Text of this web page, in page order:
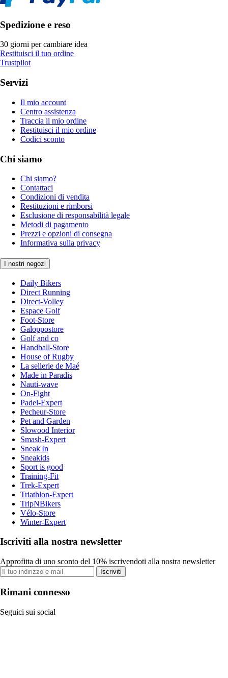
Spedizione e reso
30 giorni per cambiare idea
Restituisci il tuo ordine
Trustpilot
Servizi
Il mio account
Centro assistenza
Traccia il mio ordine
Restituisci il mio ordine
Codici sconto
Chi siamo
Chi siamo?
Contattaci
Condizioni di vendita
Restituzioni e rimborsi
Esclusione di responsabilità legale
Metodi di pagamento
Prezzi e opzioni di consegna
Informativa sulla privacy
I nostri negozi
Daily Bikers
Direct Running
Direct-Volley
Espace Golf
Foot-Store
Galoppostore
Golf and co
Handball-Store
House of Rugby
La sellerie de Maé
Made in Paradis
Nauti-wave
On-Fight
Padel-Expert
Pecheur-Store
Pet and Garden
Slowood Interior
Smash-Expert
Sneak'In
Sneakids
Sport is good
Training-Fit
Trek-Expert
Triathlon-Expert
TripNBikers
Vélo-Store
Winter-Expert
Iscriviti alla nostra newsletter
Approfitta di uno sconto del 10% iscrivendoti alla nostra newsletter
Iscriviti
Rimani connesso
Seguici sui social